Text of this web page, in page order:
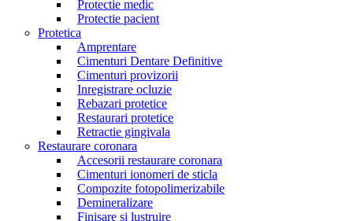
Protectie medic
Protectie pacient
Protetica
Amprentare
Cimenturi Dentare Definitive
Cimenturi provizorii
Inregistrare ocluzie
Rebazari protetice
Restaurari protetice
Retractie gingivala
Restaurare coronara
Accesorii restaurare coronara
Cimenturi ionomeri de sticla
Compozite fotopolimerizabile
Demineralizare
Finisare si lustruire